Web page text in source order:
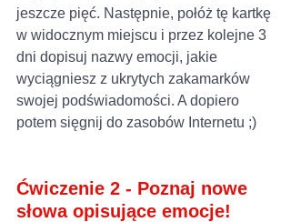
jeszcze pięć. Następnie, połóż tę kartkę
w widocznym miejscu i przez kolejne 3
dni dopisuj nazwy emocji, jakie
wyciągniesz z ukrytych zakamarków
swojej podświadomości. A dopiero
potem sięgnij do zasobów Internetu ;)
Ćwiczenie 2 - Poznaj nowe
słowa opisujące emocje!